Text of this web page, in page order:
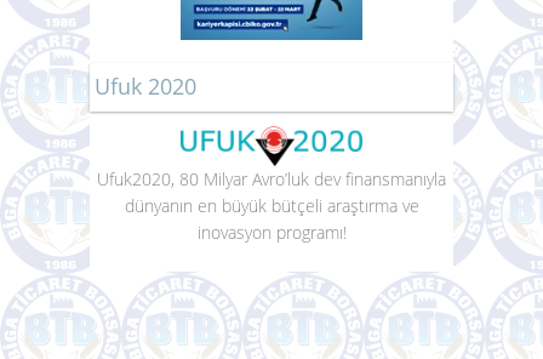
Ufuk 2020
Ufuk2020, 80 Milyar Avro’luk dev finansmanıyla
dünyanın en büyük bütçeli araştırma ve
inovasyon programı!